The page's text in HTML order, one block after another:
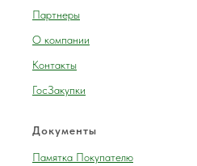
Партнеры
О компании
Контакты
ГосЗакупки
Документы
Памятка Покупателю